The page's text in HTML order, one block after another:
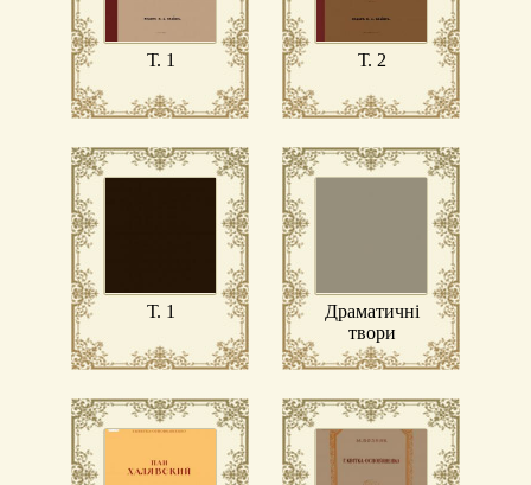
Т. 1 Т. 2
Т. 1
Драматичні
твори